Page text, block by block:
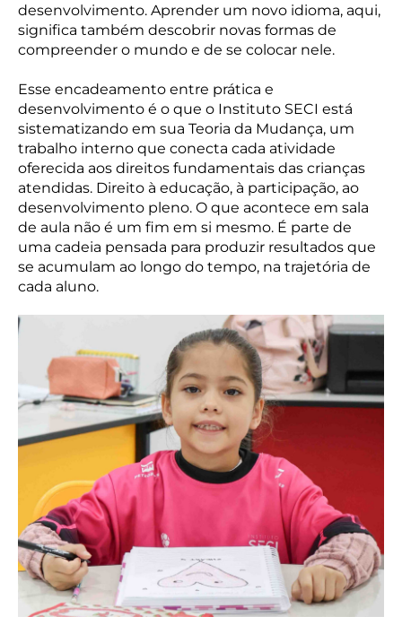
desenvolvimento. Aprender um novo idioma, aqui,
significa também descobrir novas formas de
compreender o mundo e de se colocar nele.
Esse encadeamento entre prática e
desenvolvimento é o que o Instituto SECI está
sistematizando em sua Teoria da Mudança, um
trabalho interno que conecta cada atividade
oferecida aos direitos fundamentais das crianças
atendidas. Direito à educação, à participação, ao
desenvolvimento pleno. O que acontece em sala
de aula não é um fim em si mesmo. É parte de
uma cadeia pensada para produzir resultados que
se acumulam ao longo do tempo, na trajetória de
cada aluno.